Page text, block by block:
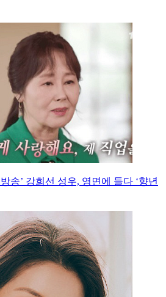
송’ 강희선 성우, 영면에 들다 ‘향년